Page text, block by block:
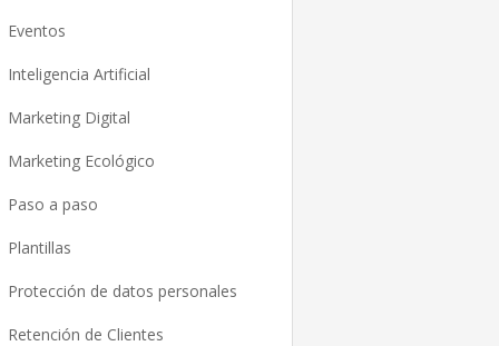
Eventos
Inteligencia Artificial
Marketing Digital
Marketing Ecológico
Paso a paso
Plantillas
Protección de datos personales
Retención de Clientes